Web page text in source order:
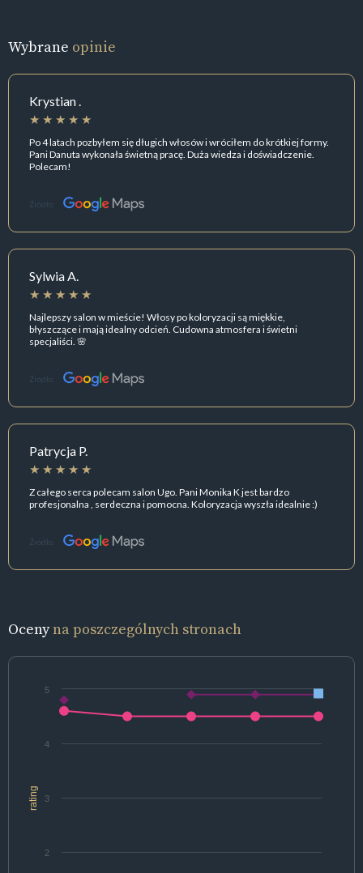
Wybrane opinie
Krystian .
Po 4 latach pozbyłem się długich włosów i wróciłem do krótkiej formy.
Pani Danuta wykonała świetną pracę. Duża wiedza i doświadczenie.
Polecam!
Źródło:
Sylwia A.
Najlepszy salon w mieście! Włosy po koloryzacji są miękkie,
błyszczące i mają idealny odcień. Cudowna atmosfera i świetni
specjaliści. 🌸
Źródło:
Patrycja P.
Z całego serca polecam salon Ugo. Pani Monika K jest bardzo
profesjonalna , serdeczna i pomocna. Koloryzacja wyszła idealnie :)
Źródło:
Ocenyna poszczególnych stronach
rating
2
3
4
5